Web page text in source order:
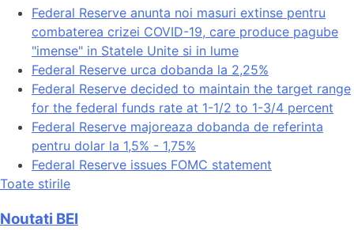
Federal Reserve anunta noi masuri extinse pentru
combaterea crizei COVID-19, care produce pagube
"imense" in Statele Unite si in lume
Federal Reserve urca dobanda la 2,25%
Federal Reserve decided to maintain the target range
for the federal funds rate at 1-1/2 to 1-3/4 percent
Federal Reserve majoreaza dobanda de referinta
pentru dolar la 1,5% - 1,75%
Federal Reserve issues FOMC statement
Toate stirile
Noutati BEI